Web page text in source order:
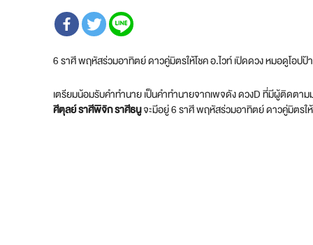
6 ราศี พฤหัสร่วมอาทิตย์ ดาวคู่มิตรให้โชค อ.ไวท์ เปิดดวง หมอดูโอป
เตรียมน้อมรับคำทำนาย เป็นคำทำนายจากเพจดัง ดวงD ที่มีผู้ติดตา
ศีตุลย์ ราศีพิจิก ราศีธนูจะมีอยู่ 6 ราศี พฤหัสร่วมอาทิตย์ ดาวคู่มิตรให้